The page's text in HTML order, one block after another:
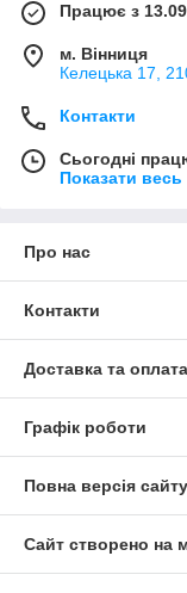
Працює з
м. Вінниця
Келецька 17,
Контакти
Сьогодні
Показати
Про нас
Контакти
Доставка та оплата
Графік роботи
Повна версія сайту
Сайт створено на